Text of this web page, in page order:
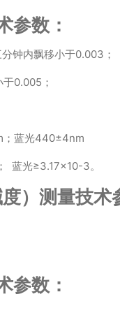
参数：
钟内飘移小于0.003；
0.005；
；蓝光440±4nm
蓝光≥3.17×10-3。
）测量技术
参数：